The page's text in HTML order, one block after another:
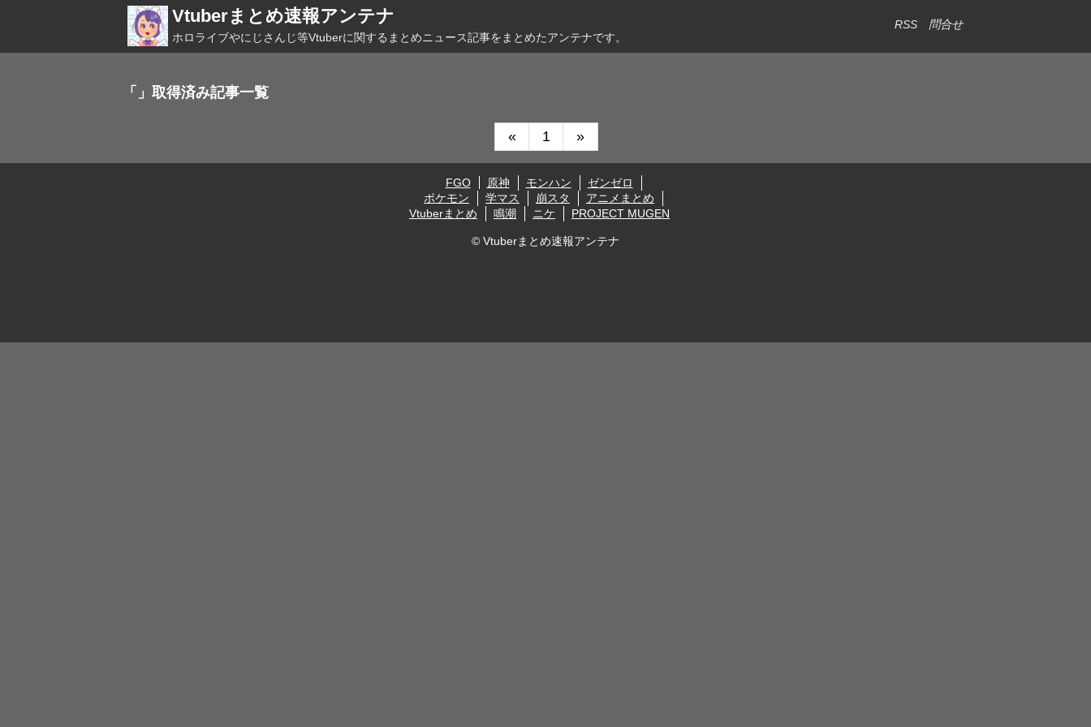
Vtuberまとめ速報アンテナ
ホロライブやにじさんじ等Vtuberに関するまとめニュース記事をまとめたアンテナです。
RSS 問合せ
「」取得済み記事一覧
« 1 »
FGO 原神 モンハン
ゼンゼロ
ポケモン
学マス 崩スタ
アニメまとめ
Vtuberまとめ
鳴潮 ニケ PROJECT MUGEN
© Vtuberまとめ速報アンテナ